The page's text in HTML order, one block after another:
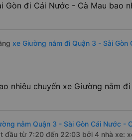
Gòn đi Cái Nước - Cà Mau bao
xe Giường nằm đi Quận 3 - Sài Gòn
nhiêu chuyến xe Giường nằm
nằm Quận 3 - Sài Gòn Cái Nước -
đầu từ 7:20 đến 22:03 bởi 4 nhà xe: